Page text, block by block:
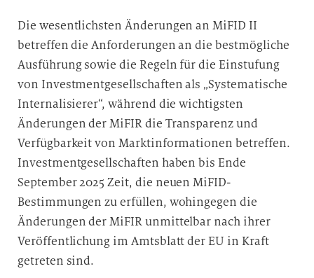
Die wesentlichsten Änderungen an MiFID II
betreffen die Anforderungen an die bestmögliche
Ausführung sowie die Regeln für die Einstufung
von Investmentgesellschaften als „Systematische
Internalisierer“, während die wichtigsten
Änderungen der MiFIR die Transparenz und
Verfügbarkeit von Marktinformationen betreffen.
Investmentgesellschaften haben bis Ende
September 2025 Zeit, die neuen MiFID-
Bestimmungen zu erfüllen, wohingegen die
Änderungen der MiFIR unmittelbar nach ihrer
Veröffentlichung im Amtsblatt der EU in Kraft
getreten sind.